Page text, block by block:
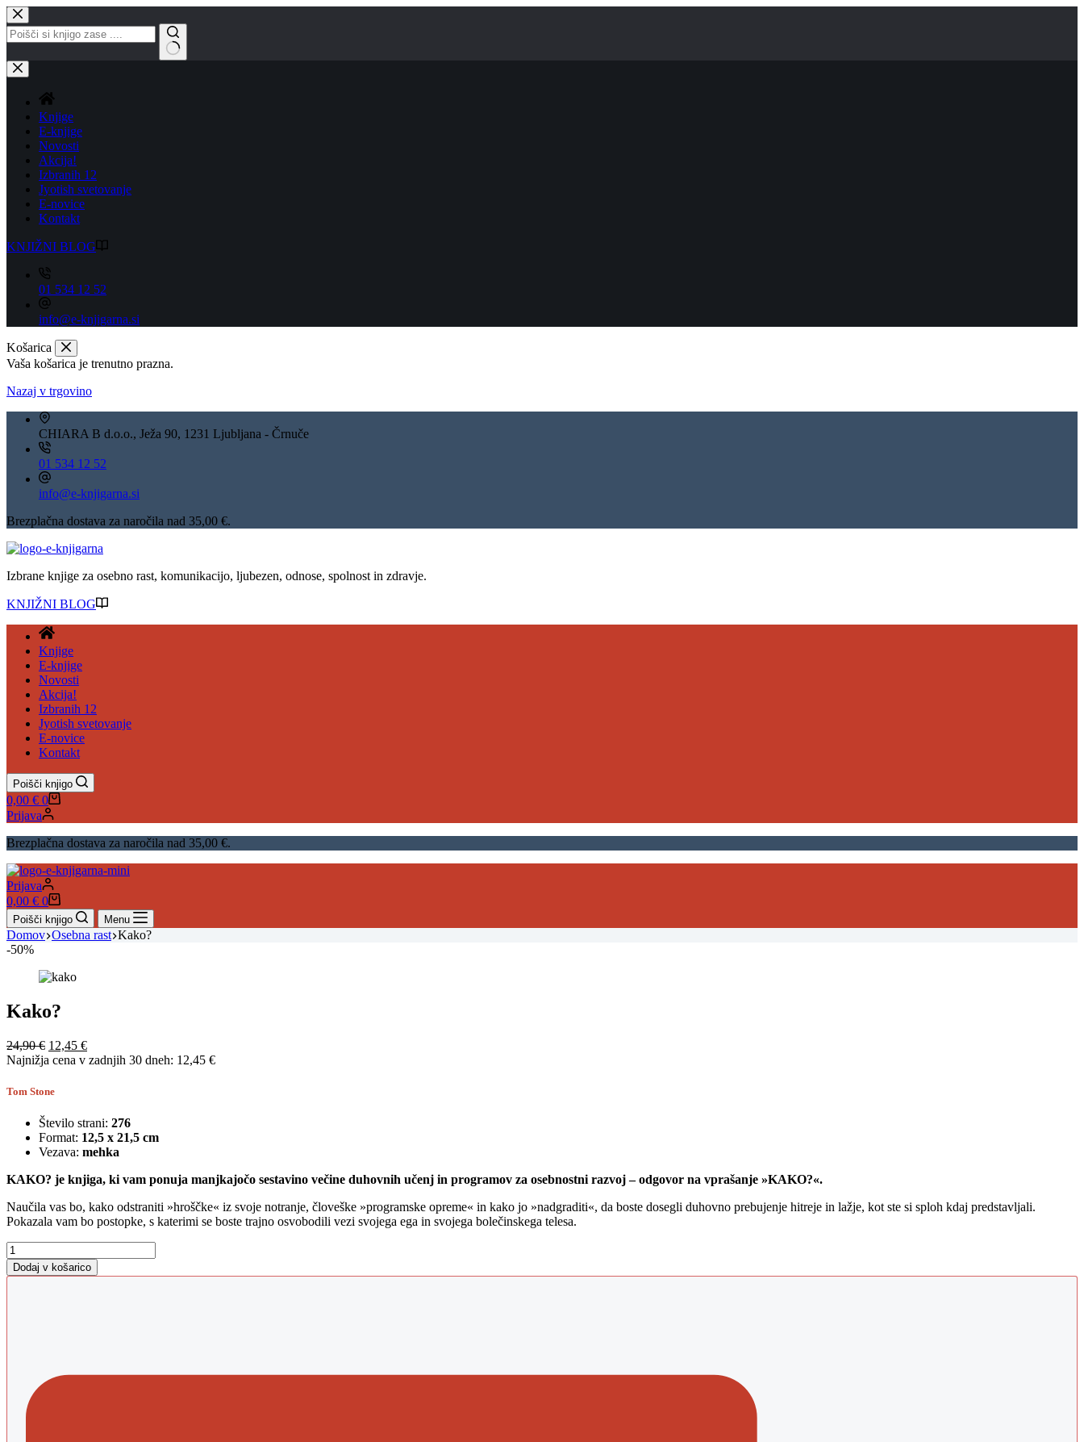
Skip
to
content
No
results
Knjige
E-knjige
Novosti
Akcija!
Izbranih 12
Jyotish svetovanje
E-novice
Kontakt
KNJIŽNI BLOG
01 534 12 52
info@e-knjigarna.si
Košarica
Vaša košarica je trenutno prazna.
Nazaj v trgovino
CHIARA B d.o.o., Ježa 90, 1231 Ljubljana - Črnuče
01 534 12 52
info@e-knjigarna.si
Brezplačna dostava za naročila nad 35,00 €.
Izbrane knjige za osebno rast, komunikacijo, ljubezen, odnose, spolnost in zdravje.
KNJIŽNI BLOG
Knjige
E-knjige
Novosti
Akcija!
Izbranih 12
Jyotish svetovanje
E-novice
Kontakt
Poišči knjigo
Shopping
cart
0,00 € 0
Prijava
Brezplačna dostava za naročila nad 35,00 €.
Prijava
Shopping
cart
0,00 € 0
Poišči knjigo Menu
Domov Osebna rast Kako?
-50%
Kako?
24,90€ Izvirna
cena
bila:
12,45 €Trenutna
cena
Najnižja cena v zadnjih 30 dneh: 12,45 €
Tom Stone
Število strani: 276
Format: 12,5 x 21,5 cm
Vezava: mehka
KAKO? je knjiga, ki vam ponuja manjkajočo sestavino večine duhovnih učenj in programov za osebnostni razvoj – odgovor na vprašanje »KAKO?«.
Naučila vas bo, kako odstraniti »hroščke« iz svoje notranje, človeške »programske opreme« in kako jo »nadgraditi«, da boste dosegli duhovno prebujenje hitreje in lažje, kot ste si sploh kdaj predstavljali.
Pokazala vam bo postopke, s katerimi se boste trajno osvobodili vezi svojega ega in svojega bolečinskega telesa.
Kako?
količina
Dodaj v košarico